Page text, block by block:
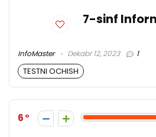
7-sinf
InfoMaster Dekabr 12, 2023 1
TESTNI OCHISH
6